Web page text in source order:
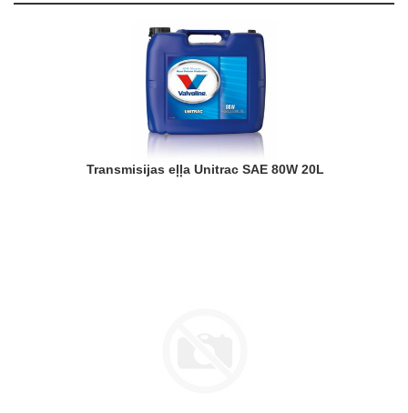
Transmisijas eļļa Unitrac SAE 80W 20L